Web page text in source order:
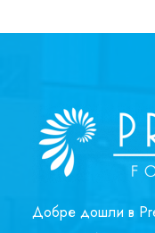
Добре дошли в